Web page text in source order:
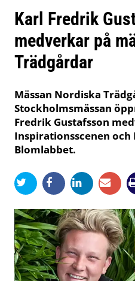
Karl Fredrik
medverkar på
Trädgårdar
Mässan Nordiska
Stockholmsmässan
Fredrik Gustafsson
Inspirationsscenen och
Blomlabbet.